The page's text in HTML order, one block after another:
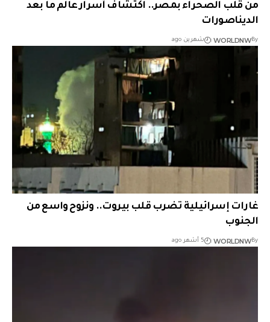
من قلب الصحراء بمصر.. اكتشاف أسرار عالم ما بعد
الديناصورات
By
WORLDNW شهرين ago
غارات إسرائيلية تضرب قلب بيروت.. ونزوح واسع من
الجنوب
By
WORLDNW 5 أشهر ago